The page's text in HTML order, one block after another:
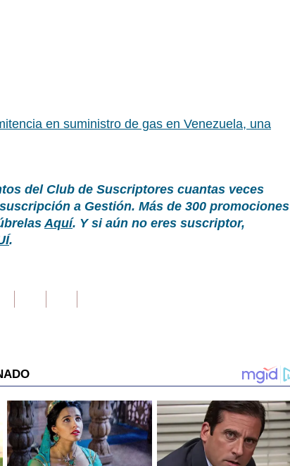
en suministro de gas en Venezuela, una
del Club de Suscriptores cuantas veces
a Gestión. Más de 300 promociones
Aquí. Y si aún no eres suscriptor,
.